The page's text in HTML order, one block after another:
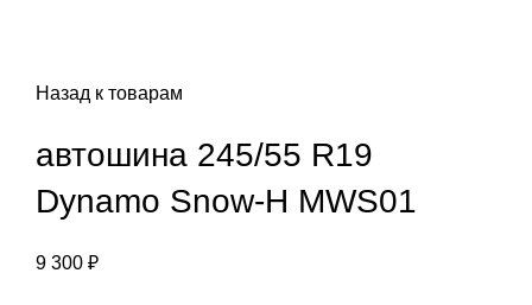
Назад к товарам
автошина 245/55 R19
Dynamo Snow-H MWS01
9 300 ₽